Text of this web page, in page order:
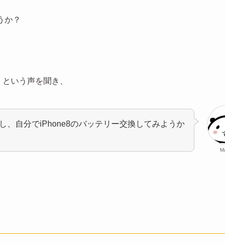
か？
いう声を聞き、
、自分でiPhone8のバッテリー交換してみようか